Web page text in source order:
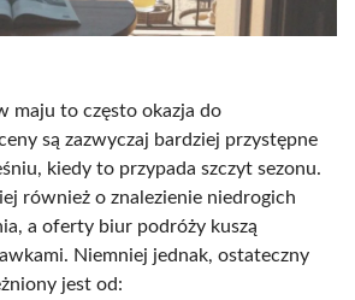
maju to często okazja do
są zazwyczaj bardziej przystępne
kiedy to przypada szczyt sezonu.
również o znalezienie niedrogich
a oferty biur podróży kuszą
Niemniej jednak, ostateczny
jest od: